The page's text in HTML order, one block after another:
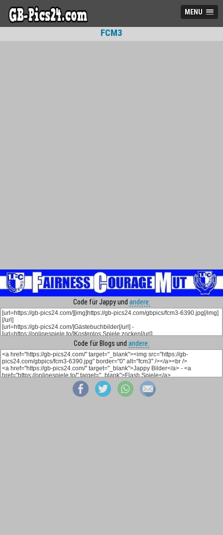
MENU
FCM3
Code für Jappy und andere:
Code für Blogs und andere: